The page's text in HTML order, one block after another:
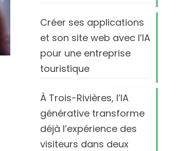
Créer ses applications
et son site web avec l’IA
pour une entreprise
touristique
À Trois-Rivières, l’IA
générative transforme
déjà l’expérience des
visiteurs dans deux